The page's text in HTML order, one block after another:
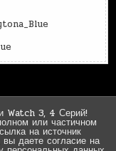
Watch 3, 4 Серий!
или частичном
на источник
даете согласие на